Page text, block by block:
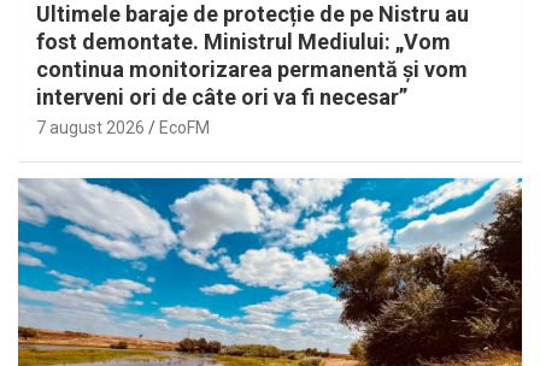
Ultimele baraje de protecție de pe Nistru au
fost demontate. Ministrul Mediului: „Vom
continua monitorizarea permanentă și vom
interveni ori de câte ori va fi necesar”
7 august 2026 EcoFM